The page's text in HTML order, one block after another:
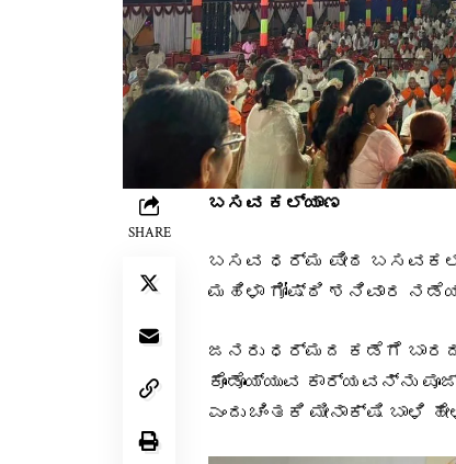
SHARE
ಬಸವ ಕಲ್ಯಾಣ
ಬಸವ ಧರ್ಮ ಪೀಠ
ಮಹಿಳಾ ಗೋಷ್ಠಿ ಶನಿವಾರ
ಜನರು ಧರ್ಮದ ಕಡೆಗೆ
ಕೊಂಡೊಯ್ಯುವ ಕಾರ್ಯವನ್ನು
ಎಂದು ಚಿಂತಕಿ ಮೀನಾಕ್ಷಿ ಬಾಳಿ